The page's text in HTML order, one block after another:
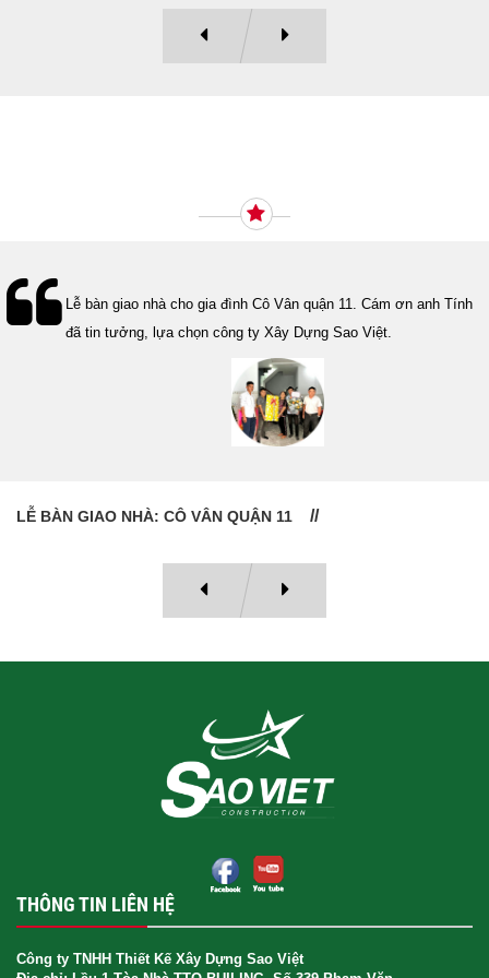
Lễ bàn giao nhà cho gia đình Cô Vân quận 11. Cám ơn anh Tính
đã tin tưởng, lựa chọn công ty Xây Dựng Sao Việt.
LỄ BÀN GIAO NHÀ: CÔ VÂN QUẬN 11
THÔNG TIN LIÊN HỆ
Công ty TNHH Thiết Kế Xây Dựng Sao Việt